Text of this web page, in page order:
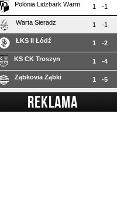
Polonia Lidzbark Warm. 1 -1
Warta Sieradz 1 -1
ŁKS II Łódź 1 -2
KS CK Troszyn 1 -4
Ząbkovia Ząbki 1 -5
REKLAMA